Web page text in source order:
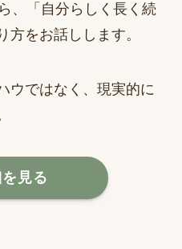
、「自分らしく長く続
方をお話しします。
ウではなく、現実的に
見る